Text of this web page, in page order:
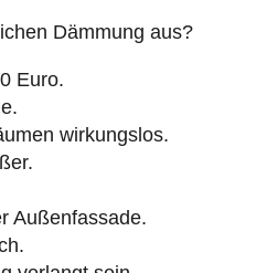
Dämmung aus?
Euro.
wirkungslos.
Außenfassade.